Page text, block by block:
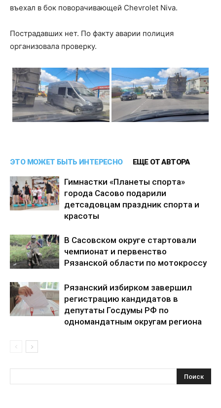
въехал в бок поворачивающей Chevrolet Niva.
Пострадавших нет. По факту аварии полиция
организовала проверку.
ЭТО МОЖЕТ БЫТЬ ИНТЕРЕСНО ЕЩЕ ОТ АВТОРА
Гимнастки «Планеты спорта»
города Сасово подарили
детсадовцам праздник спорта и
красоты
В Сасовском округе стартовали
чемпионат и первенство
Рязанской области по мотокроссу
Рязанский избирком завершил
регистрацию кандидатов в
депутаты Госдумы РФ по
одномандатным округам региона